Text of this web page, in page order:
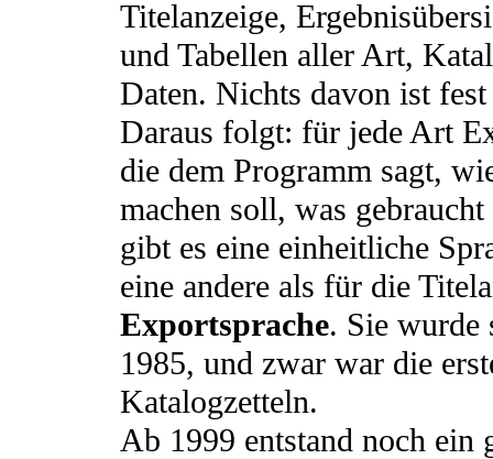
Titelanzeige,
und Tabellen aller Art,
Daten. Nichts davon ist
Daraus folgt: für jede Art
die dem Programm sagt,
machen soll, was
gibt es eine einheitliche
eine andere als für die
Exportsprache. Sie wurde
1985, und zwar war die
Katalogzetteln.
Ab 1999 entstand noch ein